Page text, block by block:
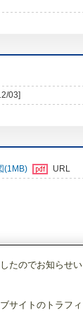
03]
(1MB) URL
たのでお知らせい
サイトのトラフィ